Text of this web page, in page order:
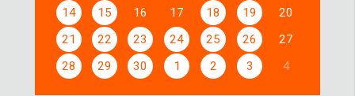
14
15 16 17 18 19
20
21
22 23 24 25 26
27
28
29 30 1 2 3 4